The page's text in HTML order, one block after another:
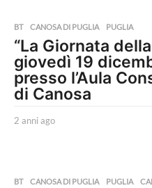
a
g
o
BT ,CANOSA DI PUGLIA ,PUGLIA
“La Giornata
giovedì 19
presso l’Aula
di Canosa
2 anni ago
BT ,CANOSA DI PUGLIA ,PUGLIA